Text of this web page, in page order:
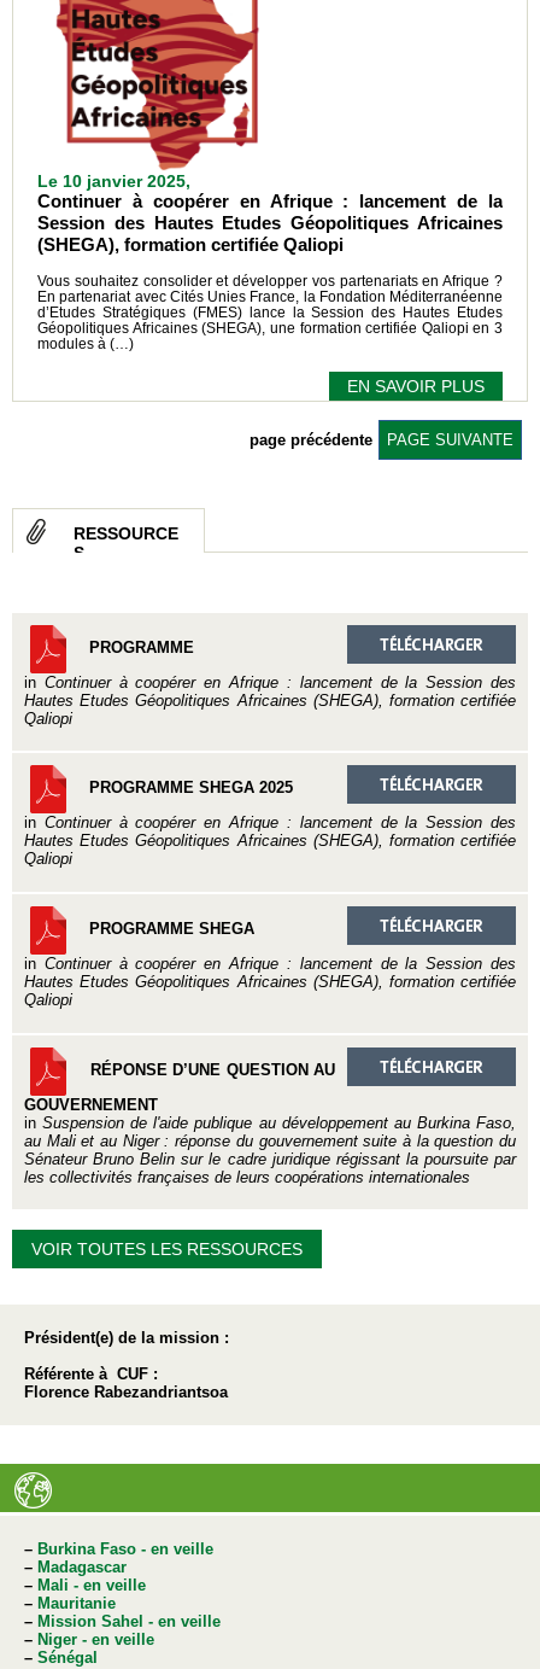
Le 10 janvier 2025,
Continuer à coopérer en Afrique : lancement de la
Session des Hautes Etudes Géopolitiques Africaines
(SHEGA), formation certifiée Qaliopi
Vous souhaitez consolider et développer vos partenariats en Afrique ?
En partenariat avec Cités Unies France, la Fondation Méditerranéenne
d’Etudes Stratégiques (FMES) lance la Session des Hautes Etudes
Géopolitiques Africaines (SHEGA), une formation certifiée Qaliopi en 3
modules à (…)
EN SAVOIR PLUS
page précédente PAGE SUIVANTE
RESSOURCE
S
PROGRAMME
in Continuer à coopérer en Afrique : lancement de la Session des
Hautes Etudes Géopolitiques Africaines (SHEGA), formation certifiée
Qaliopi
PROGRAMME SHEGA 2025
in Continuer à coopérer en Afrique : lancement de la Session des
Hautes Etudes Géopolitiques Africaines (SHEGA), formation certifiée
Qaliopi
PROGRAMME SHEGA
in Continuer à coopérer en Afrique : lancement de la Session des
Hautes Etudes Géopolitiques Africaines (SHEGA), formation certifiée
Qaliopi
RÉPONSE D’UNE QUESTION AU
GOUVERNEMENT
inSuspension de l'aide publique au développement au Burkina Faso,
au Mali et au Niger : réponse du gouvernement suite à la question du
Sénateur Bruno Belin sur le cadre juridique régissant la poursuite par
les collectivités françaises de leurs coopérations internationales
VOIR TOUTES LES RESSOURCES
Président(e) de la mission :
Référente à CUF :
Florence Rabezandriantsoa
– Burkina Faso - en veille
– Madagascar
– Mali - en veille
– Mauritanie
– Mission Sahel - en veille
– Niger - en veille
– Sénégal